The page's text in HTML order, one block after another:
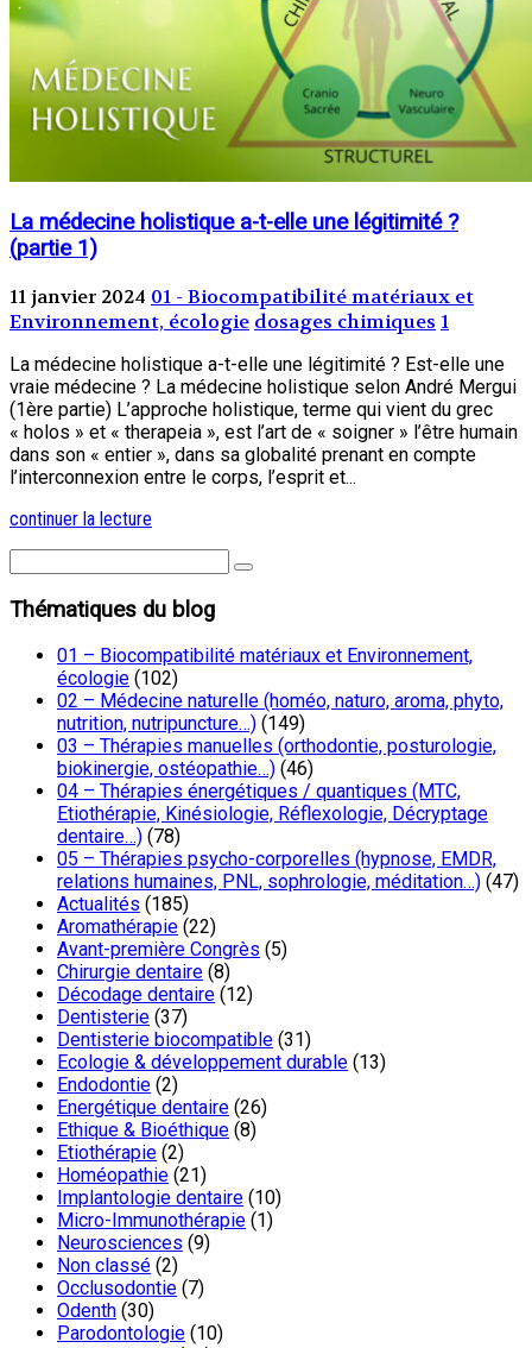
La médecine holistique a-t-elle une légitimité ?
(partie 1)
11 janvier 2024 01 - Biocompatibilité matériaux et
Environnement, écologie dosages chimiques 1
La médecine holistique a-t-elle une légitimité ? Est-elle une
vraie médecine ? La médecine holistique selon André Mergui
(1ère partie) L’approche holistique, terme qui vient du grec
« holos » et « therapeia », est l’art de « soigner » l’être humain
dans son « entier », dans sa globalité prenant en compte
l’interconnexion entre le corps, l’esprit et...
continuer la lecture
Thématiques du blog
01 – Biocompatibilité matériaux et Environnement,
écologie (102)
02 – Médecine naturelle (homéo, naturo, aroma, phyto,
nutrition, nutripuncture…) (149)
03 – Thérapies manuelles (orthodontie, posturologie,
biokinergie, ostéopathie…) (46)
04 – Thérapies énergétiques / quantiques (MTC,
Etiothérapie, Kinésiologie, Réflexologie, Décryptage
dentaire…) (78)
05 – Thérapies psycho-corporelles (hypnose, EMDR,
relations humaines, PNL, sophrologie, méditation…) (47)
Actualités (185)
Aromathérapie (22)
Avant-première Congrès (5)
Chirurgie dentaire (8)
Décodage dentaire (12)
Dentisterie (37)
Dentisterie biocompatible (31)
Ecologie & développement durable (13)
Endodontie (2)
Energétique dentaire (26)
Ethique & Bioéthique (8)
Etiothérapie (2)
Homéopathie (21)
Implantologie dentaire (10)
Micro-Immunothérapie (1)
Neurosciences (9)
Non classé (2)
Occlusodontie (7)
Odenth (30)
Parodontologie (10)